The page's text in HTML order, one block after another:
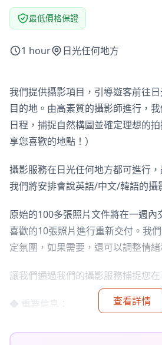
最低價格保證
1 hour 日光任何地方
我們提供攝影項目，引導遊客前往
目的地。由高素質的攝影師進行，
日程，捕捉自然構圖並確定理想的
享您喜歡的地點！）
攝影服務在日光任何地方都可進行
我們將安排會說英語/中文/韓語的攝
原始的100多張照片文件將在一週內
喜歡的10張照片進行重新交付。我
定氛圍，如果需要，還可以調整情緒
讓我們通過我們的攝影服務捕捉您在
◆ 重要信息：
可能會減少。
查看詳情